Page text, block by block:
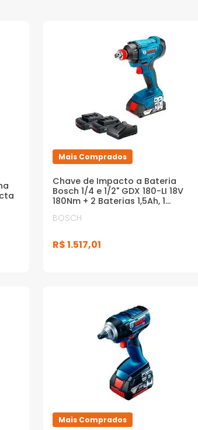
Mais Comprados
Chave de Impacto a Bateria
Bosch 1/4 e 1/2" GDX 180-LI 18V
180Nm + 2 Baterias 1,5Ah, 1
BOSCH
R$1.517,01
Mais Comprados